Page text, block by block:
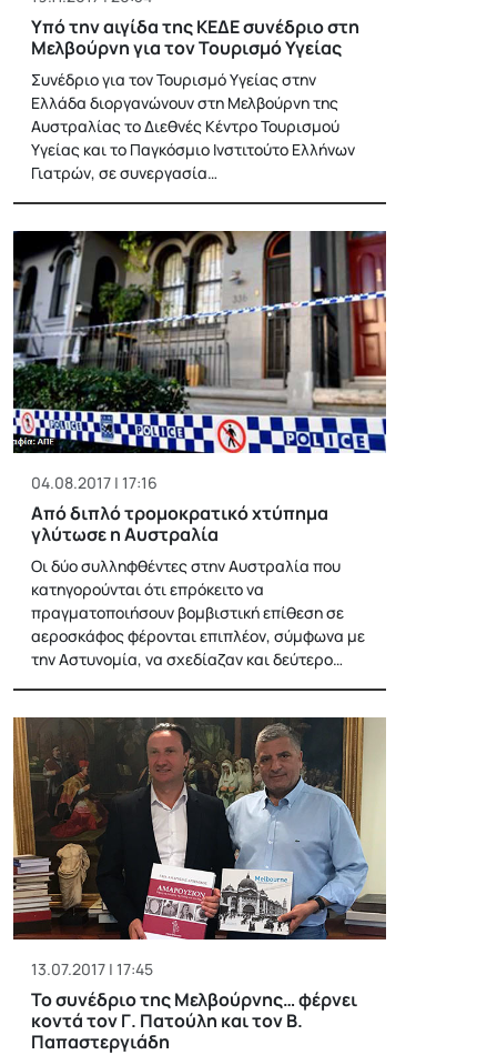
Υπό την αιγίδα της ΚΕΔΕ συνέδριο στη
Μελβούρνη για τον Τουρισμό Υγείας
Συνέδριο για τον Τουρισμό Υγείας στην
Ελλάδα διοργανώνουν στη Μελβούρνη της
Αυστραλίας το Διεθνές Κέντρο Τουρισμού
Υγείας και το Παγκόσμιο Ινστιτούτο Ελλήνων
Γιατρών, σε συνεργασία…
04.08.2017 | 17:16
Από διπλό τρομοκρατικό χτύπημα
γλύτωσε η Αυστραλία
Οι δύο συλληφθέντες στην Αυστραλία που
κατηγορούνται ότι επρόκειτο να
πραγματοποιήσουν βομβιστική επίθεση σε
αεροσκάφος φέρονται επιπλέον, σύμφωνα με
την Αστυνομία, να σχεδίαζαν και δεύτερο…
13.07.2017 | 17:45
Το συνέδριο της Μελβούρνης… φέρνει
κοντά τον Γ. Πατούλη και τον Β.
Παπαστεργιάδη